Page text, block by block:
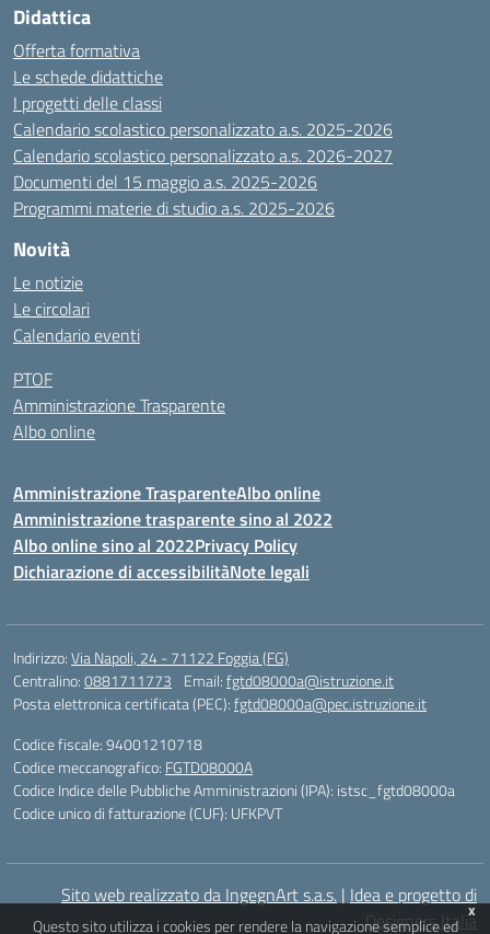
Didattica
Offerta formativa
Le schede didattiche
I progetti delle classi
Calendario scolastico personalizzato a.s. 2025-2026
Calendario scolastico personalizzato a.s. 2026-2027
Documenti del 15 maggio a.s. 2025-2026
Programmi materie di studio a.s. 2025-2026
Novità
Le notizie
Le circolari
Calendario eventi
PTOF
Amministrazione Trasparente
Albo online
Amministrazione TrasparenteAlbo online
Amministrazione trasparente sino al 2022
Albo online sino al 2022Privacy Policy
Dichiarazione di accessibilitàNote legali
Indirizzo:Via Napoli, 24 - 71122 Foggia (FG)
Centralino:0881711773 Email:fgtd08000a@istruzione.it
Posta elettronica certificata (PEC):fgtd08000a@pec.istruzione.it
Codice fiscale: 94001210718
Codice meccanografico: FGTD08000A
Codice Indice delle Pubbliche Amministrazioni (IPA): istsc_fgtd08000a
Codice unico di fatturazione (CUF): UFKPVT
Sito web realizzato da IngegnArt s.a.s. | Idea e progetto di
Designers Italia
x
Questo sito utilizza i cookies per rendere la navigazione semplice ed